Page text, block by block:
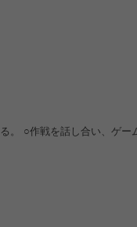
。 ○作戦を話し合い、ゲー